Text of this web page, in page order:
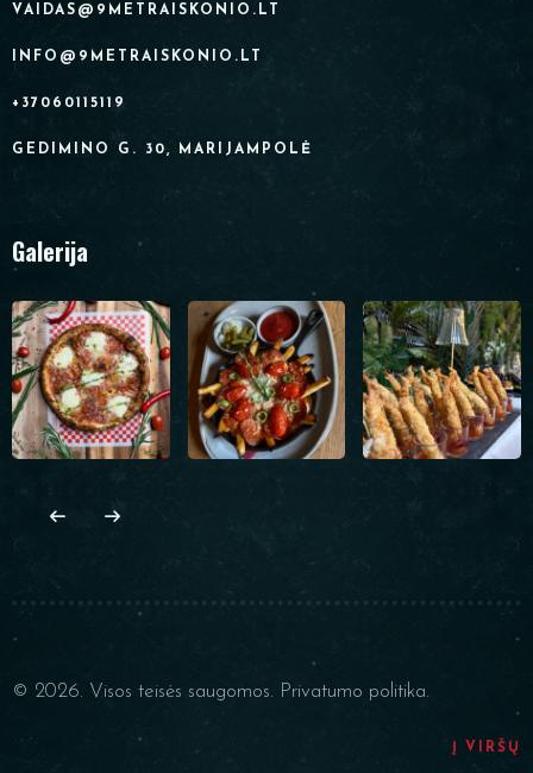
VAIDAS@9METRAISKONIO.LT
INFO@9METRAISKONIO.LT
+37060115119
GEDIMINO G. 30, MARIJAMPOLĖ
Galerija
© 2026. Visos teisės saugomos. Privatumo politika.
Į VIRŠŲ